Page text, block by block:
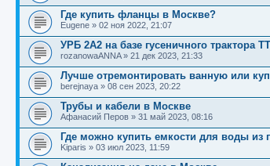
Где купить фланцы в Москве?
Eugene » 02 ноя 2022, 21:07
УРБ 2А2 на базе гусеничного трактора
rozanowaANNA» 21 дек 2023, 21:33
Лучше отремонтировать ванную или
berejnaya » 08 сен 2023, 20:22
Трубы и кабели в Москве
Афанасий Перов » 31 май 2023, 08:16
Где можно купить емкости для воды из
Kiparis » 03 июл 2023, 11:59